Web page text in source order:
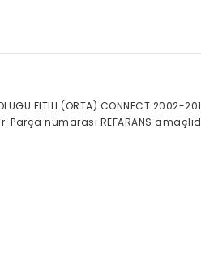
FITILI (ORTA) CONNECT
numarası REFARANS